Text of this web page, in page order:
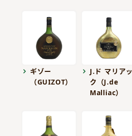
ギゾー
（GUIZOT）
J.ド マリアッ
ク（J.de
Malliac）